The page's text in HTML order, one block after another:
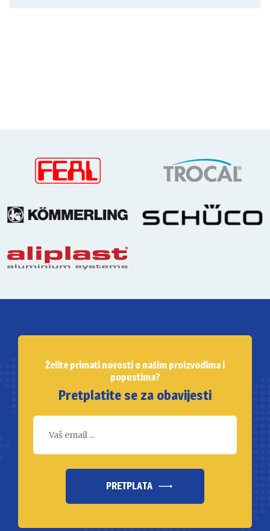
Želite primati novosti o našim proizvodima i
popustima?
Pretplatite se za obavijesti
PRETPLATA